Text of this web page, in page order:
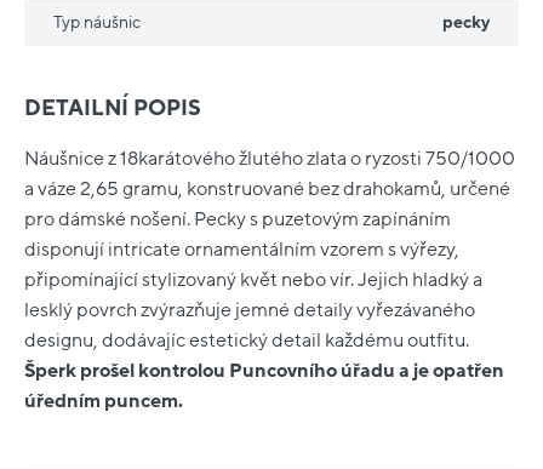
DETAILNÍ POPIS
Náušnice z 18karátového žlutého zlata o ryzosti 750/1000
a váze 2,65 gramu, konstruované bez drahokamů, určené
pro dámské nošení. Pecky s puzetovým zapínáním
disponují intricate ornamentálním vzorem s výřezy,
připomínající stylizovaný květ nebo vír. Jejich hladký a
lesklý povrch zvýrazňuje jemné detaily vyřezávaného
designu, dodávajíc estetický detail každému outfitu.
Šperk prošel kontrolou Puncovního úřadu a je opatřen
úředním puncem.
Typ náušnic pecky